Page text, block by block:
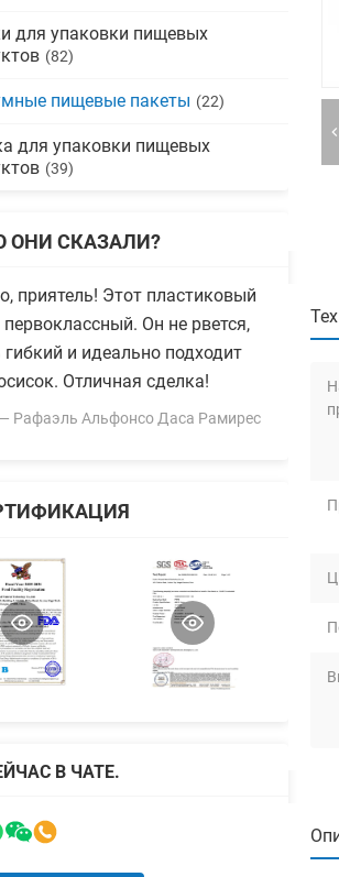
для упаковки пищевых
(82)
пищевые пакеты (22)
для упаковки пищевых
(39)
ОНИ СКАЗАЛИ?
приятель! Этот пластиковый
первоклассный. Он не рвется,
гибкий и идеально подходит
Отличная сделка!
Рафаэль Альфонсо Даса Рамирес
В ЧАТЕ.